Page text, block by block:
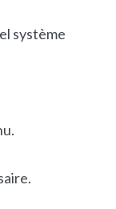
système